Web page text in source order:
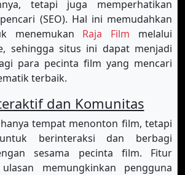
tetapi juga memperhatikan
(SEO). Hal ini memudahkan
menemukan Raja Film melalui
sehingga situs ini dapat menjadi
para pecinta film yang mencari
terbaik.
dan Komunitas
tempat menonton film, tetapi
berinteraksi dan berbagi
sesama pecinta film. Fitur
memungkinkan pengguna